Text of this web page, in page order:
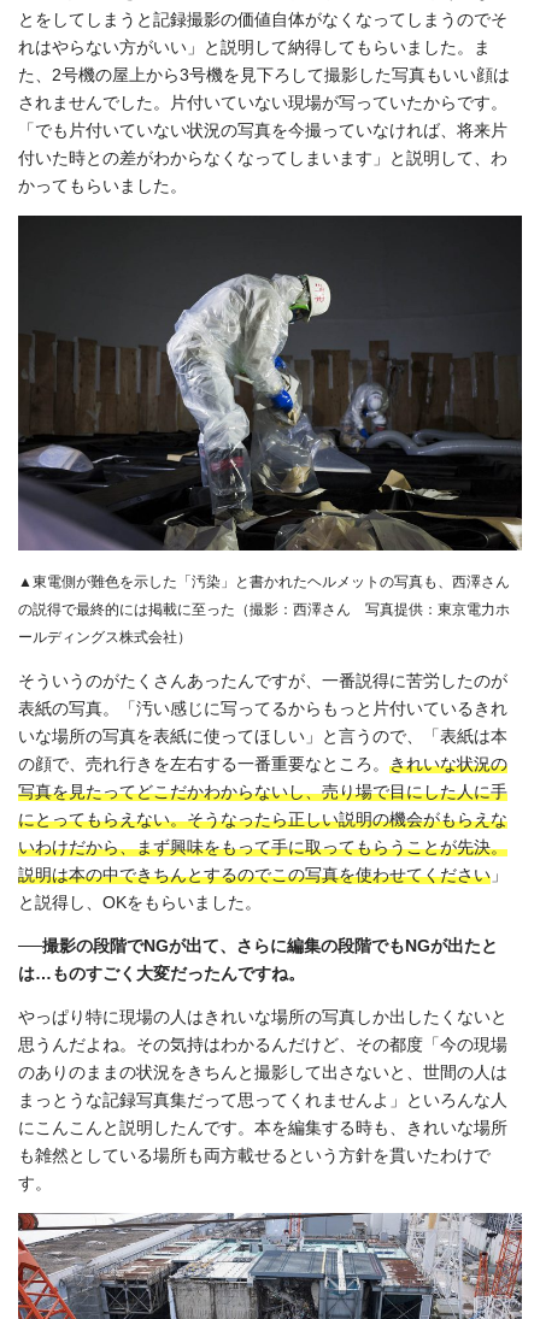
とをしてしまうと記録撮影の価値自体がなくなってしまうのでそ
れはやらない方がいい」と説明して納得してもらいました。ま
た、2号機の屋上から3号機を見下ろして撮影した写真もいい顔は
されませんでした。片付いていない現場が写っていたからです。
「でも片付いていない状況の写真を今撮っていなければ、将来片
付いた時との差がわからなくなってしまいます」と説明して、わ
かってもらいました。
▲東電側が難色を示した「汚染」と書かれたヘルメットの写真も、西澤さん
の説得で最終的には掲載に至った（撮影：西澤さん 写真提供：東京電力ホ
ールディングス株式会社）
そういうのがたくさんあったんですが、一番説得に苦労したのが
表紙の写真。「汚い感じに写ってるからもっと片付いているきれ
いな場所の写真を表紙に使ってほしい」と言うので、「表紙は本
の顔で、売れ行きを左右する一番重要なところ。 きれいな状況の
写真を見たってどこだかわからないし、売り場で目にした人に手
にとってもらえない。そうなったら正しい説明の機会がもらえな
いわけだから、まず興味をもって手に取ってもらうことが先決。
説明は本の中できちんとするのでこの写真を使わせてください 」
と説得し、OKをもらいました。
──撮影の段階でNGが出て、さらに編集の段階でもNGが出たと
は…ものすごく大変だったんですね。
やっぱり特に現場の人はきれいな場所の写真しか出したくないと
思うんだよね。その気持はわかるんだけど、その都度「今の現場
のありのままの状況をきちんと撮影して出さないと、世間の人は
まっとうな記録写真集だって思ってくれませんよ」といろんな人
にこんこんと説明したんです。本を編集する時も、きれいな場所
も雑然としている場所も両方載せるという方針を貫いたわけで
す。